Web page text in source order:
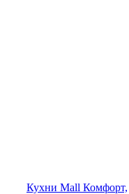
Кухни Mall Комфорт,